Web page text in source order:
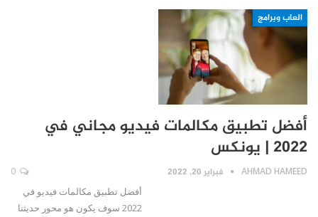
العاب وبرامج
أفضل تطبيق مكالمات فيديو مجاني في
2022 | يونكس
AHMAD HAMEED فبراير 20, 2022
أفضل تطبيق مكالمات فيديو في
2022 سوف يكون هو محور حديثنا